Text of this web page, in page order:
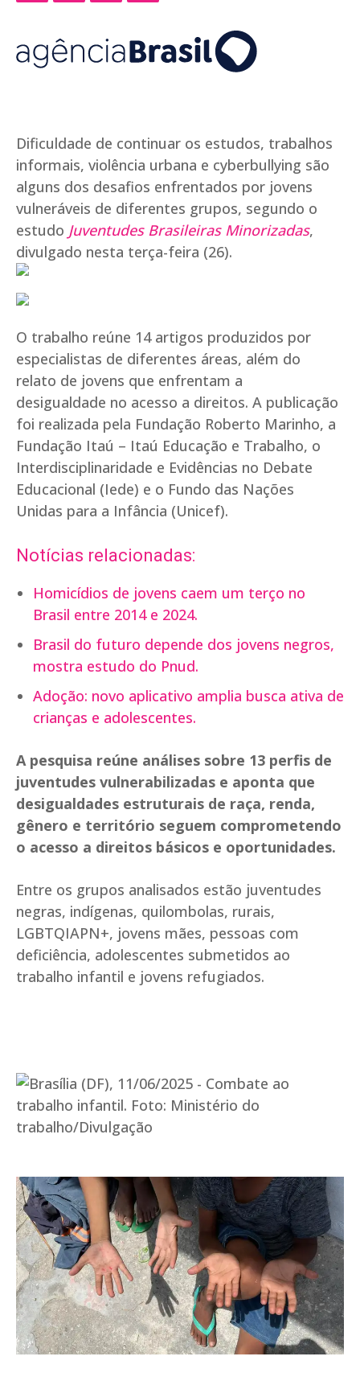
Dificuldade de continuar os estudos, trabalhos
informais, violência urbana e cyberbullying são
alguns dos desafios enfrentados por jovens
vulneráveis de diferentes grupos, segundo o
estudo Juventudes Brasileiras Minorizadas,
divulgado nesta terça-feira (26).
O trabalho reúne 14 artigos produzidos por
especialistas de diferentes áreas, além do
relato de jovens que enfrentam a
desigualdade no acesso a direitos. A publicação
foi realizada pela Fundação Roberto Marinho, a
Fundação Itaú – Itaú Educação e Trabalho, o
Interdisciplinaridade e Evidências no Debate
Educacional (Iede) e o Fundo das Nações
Unidas para a Infância (Unicef).
Notícias relacionadas:
Homicídios de jovens caem um terço no
Brasil entre 2014 e 2024.
Brasil do futuro depende dos jovens negros,
mostra estudo do Pnud.
Adoção: novo aplicativo amplia busca ativa de
crianças e adolescentes.
A pesquisa reúne análises sobre 13 perfis de
juventudes vulnerabilizadas e aponta que
desigualdades estruturais de raça, renda,
gênero e território seguem comprometendo
o acesso a direitos básicos e oportunidades.
Entre os grupos analisados estão juventudes
negras, indígenas, quilombolas, rurais,
LGBTQIAPN+, jovens mães, pessoas com
deficiência, adolescentes submetidos ao
trabalho infantil e jovens refugiados.